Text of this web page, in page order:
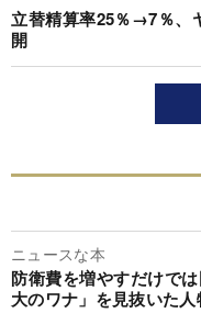
立替精算率25％→7％、
開
ニュースな本
防衛費を増やすだけで
大のワナ」を見抜いた人